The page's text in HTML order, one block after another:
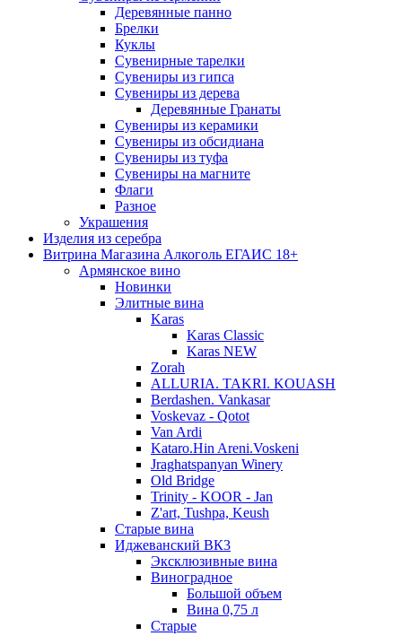
Деревянные панно
Брелки
Куклы
Сувенирные тарелки
Сувениры из гипса
Сувениры из дерева
Деревянные Гранаты
Сувениры из керамики
Сувениры из обсидиана
Сувениры из туфа
Сувениры на магните
Флаги
Разное
Украшения
Изделия из серебра
Витрина Магазина Алкоголь ЕГАИС 18+
Армянское вино
Новинки
Элитные вина
Karas
Karas Classic
Karas NEW
Zorah
ALLURIA. TAKRI. KOUASH
Berdashen. Vankasar
Voskevaz - Qotot
Van Ardi
Kataro.Hin Areni.Voskeni
Jraghatspanyan Winery
Old Bridge
Trinity - KOOR - Jan
Z'art, Tushpa, Keush
Старые вина
Иджеванский ВК3
Эксклюзивные вина
Виноградное
Большой объем
Вина 0,75 л
Старые